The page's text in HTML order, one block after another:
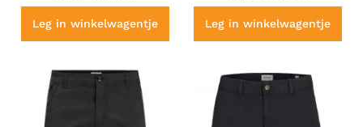
Leg in winkelwagentje Leg in winkelwagentje